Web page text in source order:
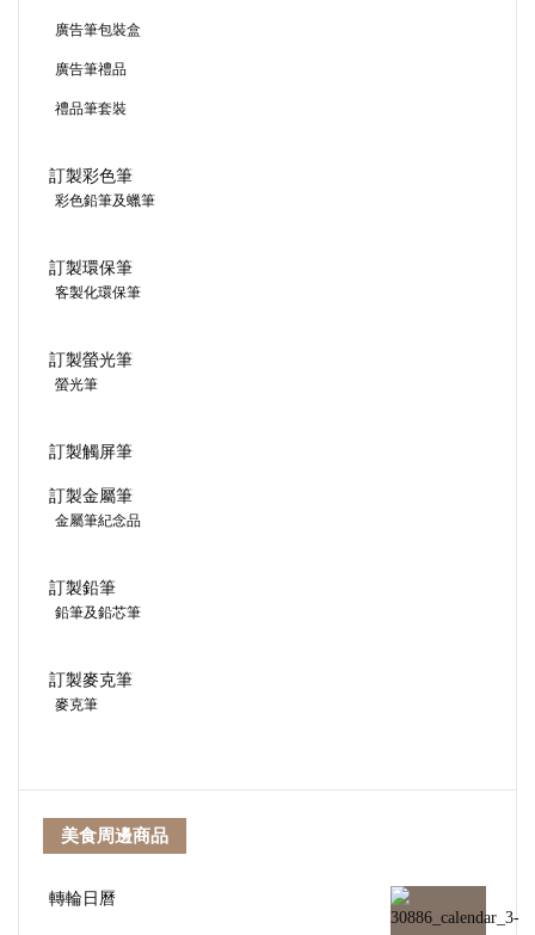
廣告筆包裝盒
廣告筆禮品
禮品筆套裝
訂製彩色筆
彩色鉛筆及蠟筆
訂製環保筆
客製化環保筆
訂製螢光筆
螢光筆
訂製觸屏筆
訂製金屬筆
金屬筆紀念品
訂製鉛筆
鉛筆及鉛芯筆
訂製麥克筆
麥克筆
美食周邊商品
轉輪日曆